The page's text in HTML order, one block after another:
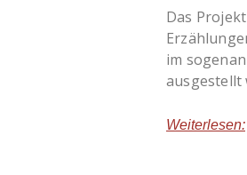
Das
im
ausgestellt
Weiterlesen: